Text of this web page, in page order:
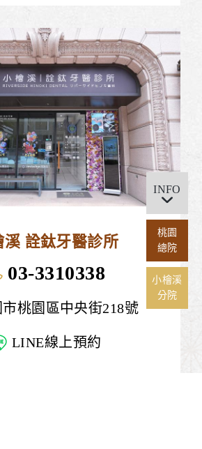
溪 詮鈦牙醫診所
03-3310338
桃園區中央街218號
LINE線上預約
INFO
桃園
總院
小檜溪
分院